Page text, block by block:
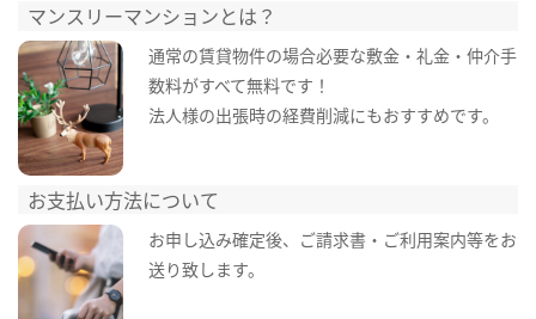
マンスリーマンションとは？
通常の賃貸物件の場合必要な敷金・礼金・仲介手
数料がすべて無料です！
法人様の出張時の経費削減にもおすすめです。
お支払い方法について
お申し込み確定後、ご請求書・ご利用案内等をお
送り致します。